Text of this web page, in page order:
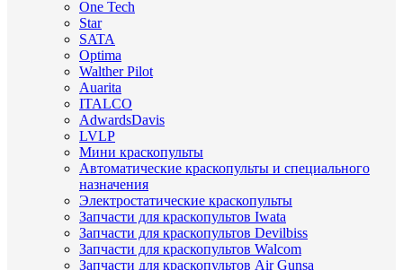
One Tech
Star
SATA
Optima
Walther Pilot
Auarita
ITALCO
AdwardsDavis
LVLP
Мини краскопульты
Автоматические краскопульты и специального
назначения
Электростатические краскопульты
Запчасти для краскопультов Iwata
Запчасти для краскопультов Devilbiss
Запчасти для краскопультов Walcom
Запчасти для краскопультов Air Gunsa